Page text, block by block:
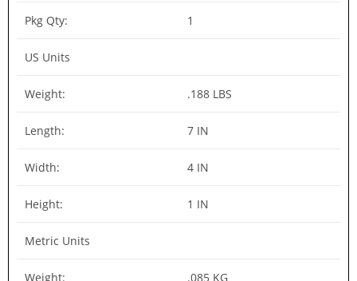
Pkg Qty: 1
US Units
Weight: .188 LBS
Length: 7 IN
Width: 4 IN
Height: 1 IN
Metric Units
Weight: .085 KG